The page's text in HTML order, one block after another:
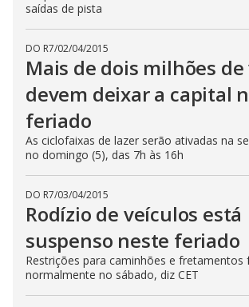
saídas de pista
DO R7/02/04/2015
Mais de dois milhões
devem deixar a capital
feriado
As ciclofaixas de lazer serão ativadas na
no domingo (5), das 7h às 16h
DO R7/03/04/2015
Rodízio de veículos está
suspenso neste feriado
Restrições para caminhões e fretamentos
normalmente no sábado, diz CET